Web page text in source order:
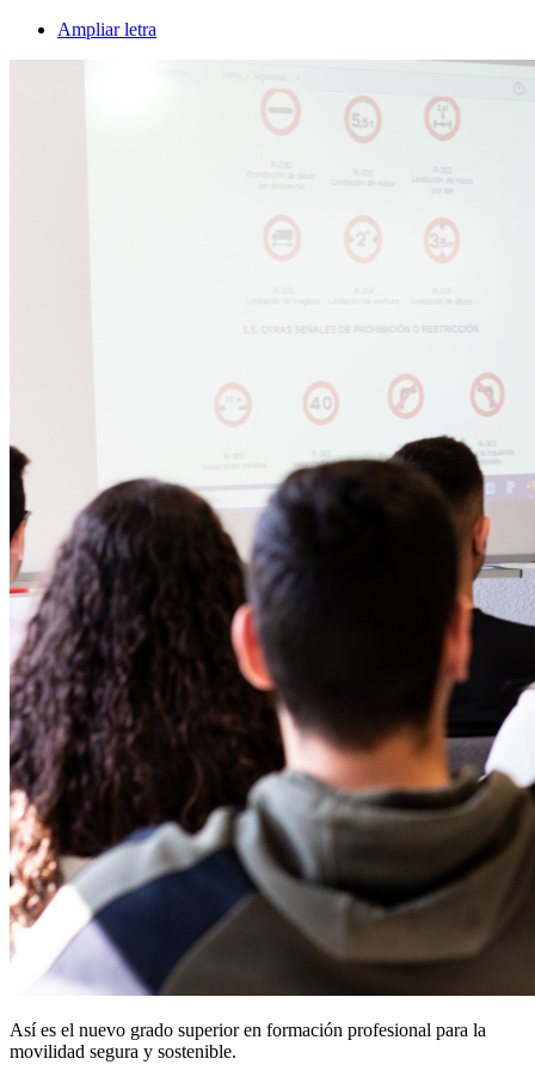
Ampliar letra
Así es el nuevo grado superior en formación profesional para la
movilidad segura y sostenible.